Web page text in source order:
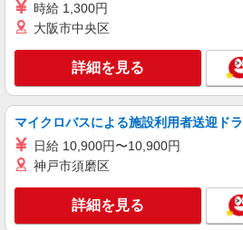
時給 1,300円
大阪市中央区
詳細を見る
マイクロバスによる施設利用者送迎ド
日給 10,900円〜10,900円
神戸市須磨区
詳細を見る